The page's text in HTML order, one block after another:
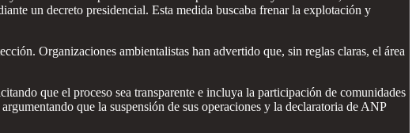
un decreto presidencial. Esta medida buscaba frenar la explotación y
Organizaciones ambientalistas han advertido que, sin reglas claras, el área
que el proceso sea transparente e incluya la participación de comunidades
que la suspensión de sus operaciones y la declaratoria de ANP